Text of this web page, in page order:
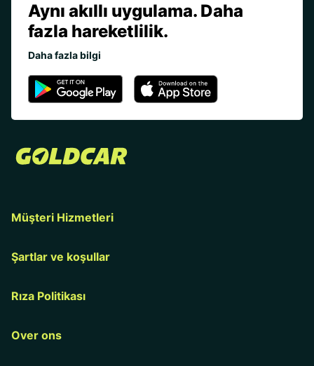
Aynı akıllı uygulama. Daha
fazla hareketlilik.
Daha fazla bilgi
Müşteri Hizmetleri
Şartlar ve koşullar
Rıza Politikası
Over ons